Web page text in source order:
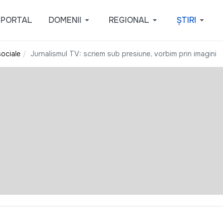
PORTAL DOMENII REGIONAL ȘTIRI
Jurnalismul TV: scriem sub presiune, vorbim prin imagini